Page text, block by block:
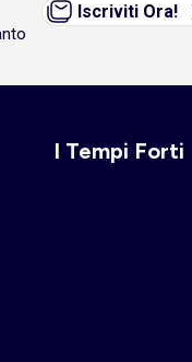
Iscriviti Ora!
I Tempi Forti